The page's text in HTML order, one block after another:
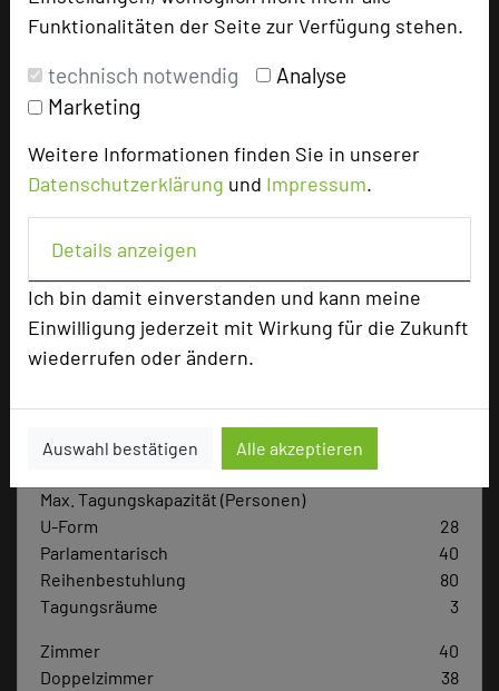
Funktionalitäten der Seite zur Verfügung stehen.
technisch notwendig
Analyse
Marketing
Weitere Informationen finden Sie in unserer
Datenschutzerklärung und Impressum.
Details anzeigen
Ich bin damit einverstanden und kann meine
Einwilligung jederzeit mit Wirkung für die Zukunft
wiederrufen oder ändern.
Auswahl bestätigen Alle akzeptieren
zur Tagungsanfrage hinzufügen add_circle
Bewertung
Tagungsplaner
Tagungsleiter
Tagungsteilnehmer
Hotel bewerten
Max. Tagungskapazität (Personen)
U-Form
28
Parlamentarisch
40
Reihenbestuhlung
80
Tagungsräume
3
Zimmer
40
Doppelzimmer
38